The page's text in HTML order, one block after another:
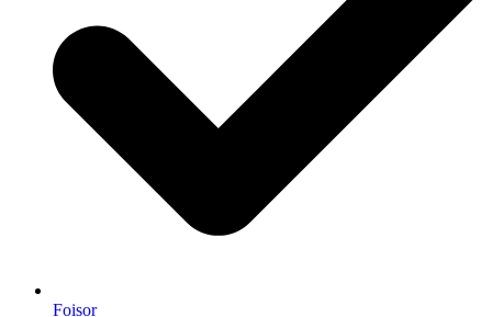
Foisor